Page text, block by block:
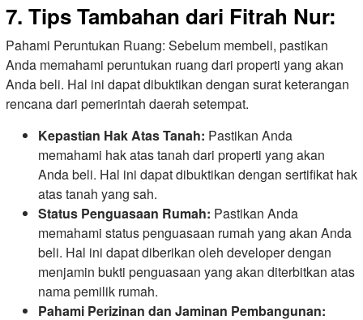
7. Tips Tambahan dari Fitrah Nur:
Pahami Peruntukan Ruang: Sebelum membeli, pastikan
Anda memahami peruntukan ruang dari properti yang akan
Anda beli. Hal ini dapat dibuktikan dengan surat keterangan
rencana dari pemerintah daerah setempat.
Kepastian Hak Atas Tanah: Pastikan Anda
memahami hak atas tanah dari properti yang akan
Anda beli. Hal ini dapat dibuktikan dengan sertifikat hak
atas tanah yang sah.
Status Penguasaan Rumah: Pastikan Anda
memahami status penguasaan rumah yang akan Anda
beli. Hal ini dapat diberikan oleh developer dengan
menjamin bukti penguasaan yang akan diterbitkan atas
nama pemilik rumah.
Pahami Perizinan dan Jaminan Pembangunan: